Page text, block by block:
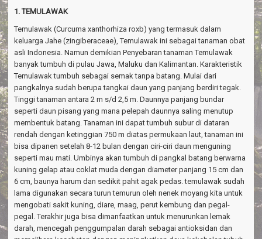
g
a
t
i
o
n
1. TEMULAWAK
Temulawak (Curcuma xanthorhiza roxb) yang termasuk dalam
keluarga Jahe (zingiberaceae), Temulawak ini sebagai tanaman obat
asli Indonesia. Namun demikian Penyebaran tanaman Temulawak
banyak tumbuh di pulau Jawa, Maluku dan Kalimantan. Karakteristik
Temulawak tumbuh sebagai semak tanpa batang. Mulai dari
pangkalnya sudah berupa tangkai daun yang panjang berdiri tegak.
Tinggi tanaman antara 2 m s/d 2,5 m. Daunnya panjang bundar
seperti daun pisang yang mana pelepah daunnya saling menutup
membentuk batang. Tanaman ini dapat tumbuh subur di dataran
rendah dengan ketinggian 750 m diatas permukaan laut, tanaman ini
bisa dipanen setelah 8-12 bulan dengan ciri-ciri daun menguning
seperti mau mati. Umbinya akan tumbuh di pangkal batang berwarna
kuning gelap atau coklat muda dengan diameter panjang 15 cm dan
6 cm, baunya harum dan sedikit pahit agak pedas. temulawak sudah
lama digunakan secara turun temurun oleh nenek moyang kita untuk
mengobati sakit kuning, diare, maag, perut kembung dan pegal-
pegal. Terakhir juga bisa dimanfaatkan untuk menurunkan lemak
darah, mencegah penggumpalan darah sebagai antioksidan dan